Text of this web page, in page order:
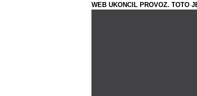
WEB UKONCIL PROVOZ. TOTO